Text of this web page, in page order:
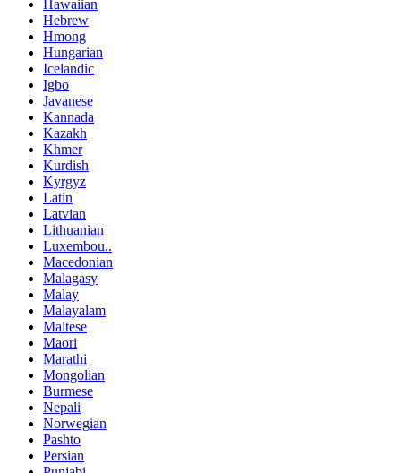
Hawaiian
Hebrew
Hmong
Hungarian
Icelandic
Igbo
Javanese
Kannada
Kazakh
Khmer
Kurdish
Kyrgyz
Latin
Latvian
Lithuanian
Luxembou..
Macedonian
Malagasy
Malay
Malayalam
Maltese
Maori
Marathi
Mongolian
Burmese
Nepali
Norwegian
Pashto
Persian